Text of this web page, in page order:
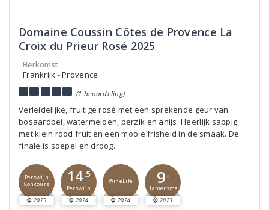
Domaine Coussin Côtes de Provence La
Croix du Prieur Rosé 2025
Herkomst
Frankrijk - Provence
(1 beoordeling)
Verleidelijke, fruitige rosé met een sprekende geur van
bosaardbei, watermeloen, perzik en anijs. Heerlijk sappig
met klein rood fruit en een mooie frisheid in de smaak. De
finale is soepel en droog.
Perswijn
Concours
2025
14,5
Perswijn
2024
WineLife
2024
9-
Hamersma
2023